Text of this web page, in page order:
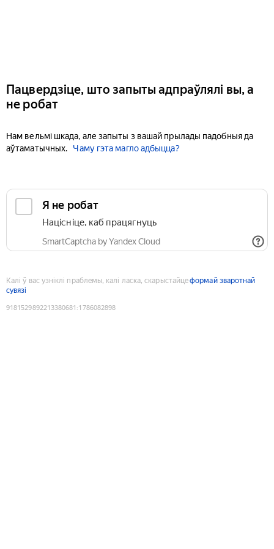
Пацвердзіце, што запыты адпраўлялі вы, а
не робат
Нам вельмі шкада, але запыты з вашай прылады падобныя да
аўтаматычных.
Чаму гэта магло адбыцца?
Я не робат
Націсніце, каб працягнуць
SmartCaptcha by Yandex Cloud
Калі ў вас узніклі праблемы, калі ласка, скарыстайцеформай зваротнай
сувязі
9181529892213380681 :1786082898